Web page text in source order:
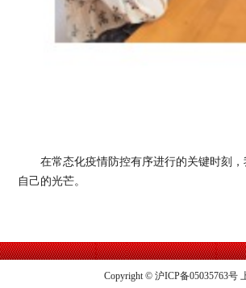
在常态化疫情防控有序进行的关键时刻
自己的光芒。
Copyright © 沪ICP备05035763号